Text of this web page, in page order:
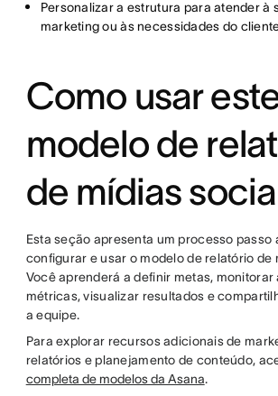
Personalizar a estrutura para atender à
marketing ou às necessidades do
Como usar
modelo de
de mídias
Esta seção apresenta um processo passo
configurar e usar o modelo de relatório de
Você aprenderá a definir metas, monitorar
métricas, visualizar resultados e
a equipe.
Para explorar recursos adicionais de
relatórios e planejamento de conteúdo,
completa de modelos da Asana.